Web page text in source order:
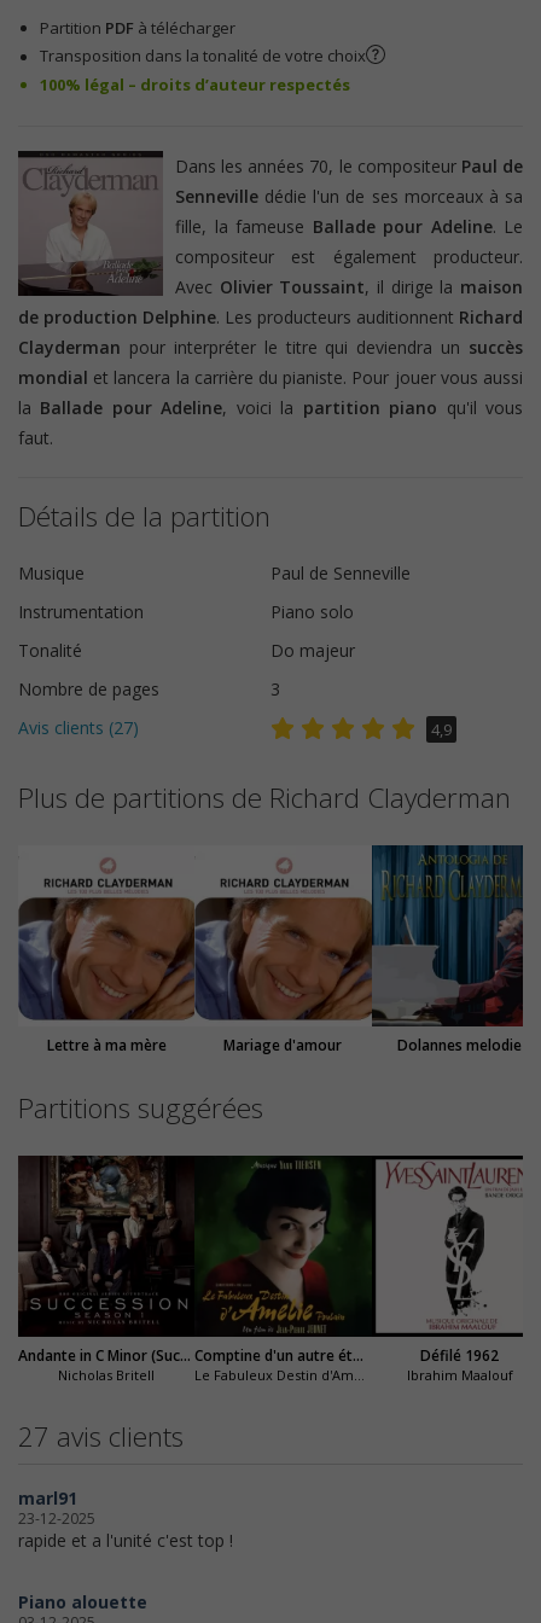
Partition PDF à télécharger
Transposition dans la tonalité de votre choix
100% légal – droits d’auteur respectés
Dans les années 70, le compositeur Paul de
Senneville dédie l'un de ses morceaux à sa
fille, la fameuse Ballade pour Adeline. Le
compositeur est également producteur.
Avec Olivier Toussaint, il dirige la maison
de production Delphine. Les producteurs auditionnent Richard
Clayderman pour interpréter le titre qui deviendra un succès
mondial et lancera la carrière du pianiste. Pour jouer vous aussi
la Ballade pour Adeline, voici la partition piano qu'il vous
faut.
Détails de la partition
Musique
Paul de Senneville
Instrumentation
Piano solo
Tonalité
Do majeur
Nombre de pages
3
Avis clients (27) 4,9
Plus de partitions de Richard Clayderman
Lettre à ma mère Mariage d'amour Dolannes melodie
Partitions suggérées
Andante in C Minor (Succession)
Nicholas Britell
Comptine d'un autre été : l'après-midi Défilé 1962
Ibrahim Maalouf
27 avis clients
marl91
23-12-2025
rapide et a l'unité c'est top !
Piano alouette